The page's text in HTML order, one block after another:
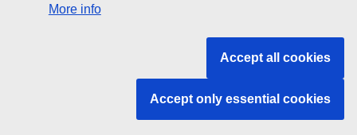
More info
Accept all cookies
Accept only essential cookies